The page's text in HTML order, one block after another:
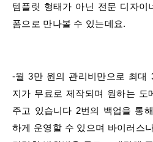
템플릿 형태가 아닌 전문 디자이
폼으로 만나볼 수 있는데요.
-월 3만 원의 관리비만으로 최대
지가 무료로 제작되며 원하는 도
주고 있습니다 2번의 백업을 통
하게 운영할 수 있으며 바이러스